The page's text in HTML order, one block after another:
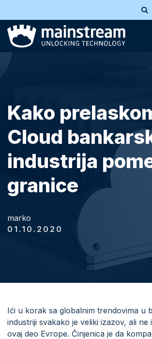
Kako
Cloud
industrija
granice
marko
01.10.2020
Ići u korak sa globalnim trendovima u
industriji svakako je veliki izazov, ali ne
ovaj deo Evrope. Činjenica je da